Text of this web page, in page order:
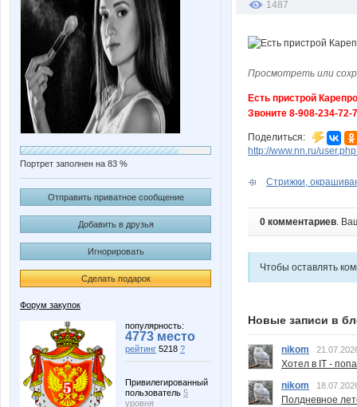
Портрет заполнен на 83 %
Отправить приватное сообщение
Добавить в друзья
Игнорировать
Сделать подарок
Форум закупок
популярность:
4773 место
рейтинг 5218 ?
Привилегированный
пользователь 5
уровня
1487
Просмотреть или
Есть пристрой
Звоните 8-908-234-72-
Поделиться:
http://www.nn.ru/
Стрижки,
0 комментариев.
Чтобы оставлять
Новые записи в
nikom
Хотел в IT -
nikom
Полдневное